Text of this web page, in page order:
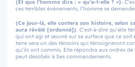
{Et que l’homme dira : « qu’a-t-elle ? »}.
ces terribles évènements, l’homme se
{Ce jour-là, elle contera son histoire, selon
aura révélé [ordonné]}. C’est-à-dire qu’elle
qui ont agi et œuvré sur sa surface que ce soit
terre sera un des témoins qui témoigneront
qu’ils ont commis. Elle répondra aux ordres de
peut désobéir à Ses commandements.